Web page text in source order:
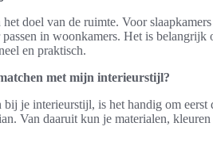
doel van de ruimte. Voor
in woonkamers. Het is belangrijk
en praktisch.
met mijn interieurstijl?
je interieurstijl, is het handig om eerst
Van daaruit kun je materialen,